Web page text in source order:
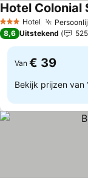
3 SterrenHotel
Hotel Colonial
8,6 Uitstekend 525
Van € 39
Bekijk prijzen van